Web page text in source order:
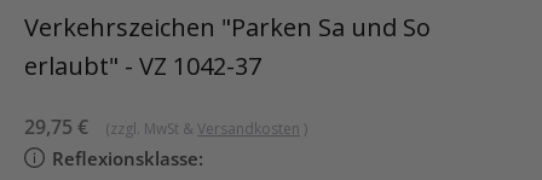
Verkehrszeichen "Parken Sa und So
erlaubt" - VZ 1042-37
Sonderpreis
29,75 € (zzgl. MwSt & Versandkosten )
Reflexionsklasse: